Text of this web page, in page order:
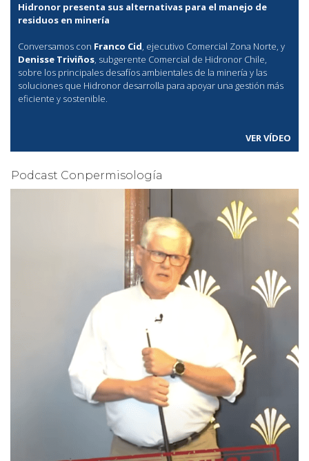
Hidronor presenta sus alternativas para el manejo de
residuos en minería
Conversamos con Franco Cid, ejecutivo Comercial Zona Norte, y
Denisse Triviños, subgerente Comercial de Hidronor Chile,
sobre los principales desafíos ambientales de la minería y las
soluciones que Hidronor desarrolla para apoyar una gestión más
eficiente y sostenible.
VER VÍDEO
Podcast Conpermisología